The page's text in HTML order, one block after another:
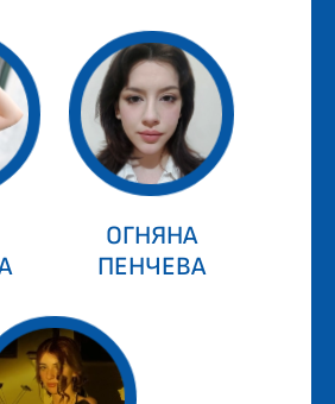
ОГНЯНА
ПЕНЧЕВА